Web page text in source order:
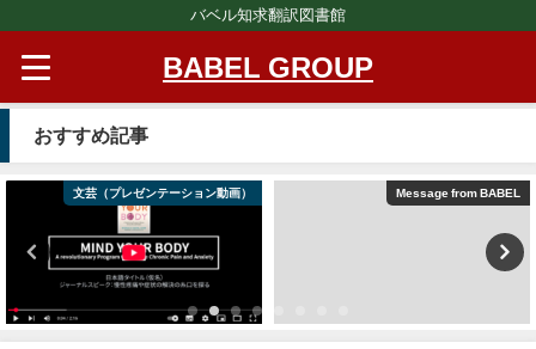
バベル知求翻訳図書館
BABEL GROUP
おすすめ記事
文芸（プレゼンテーション動画） Message from BABEL